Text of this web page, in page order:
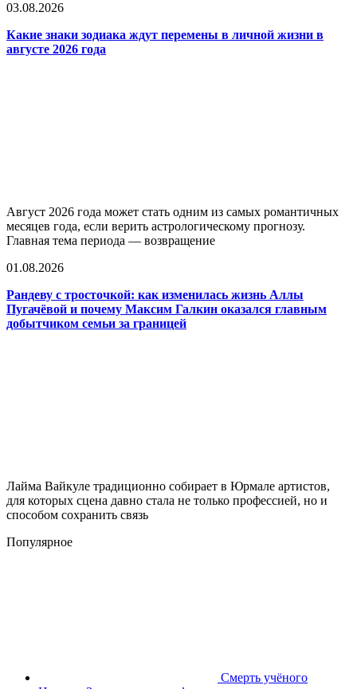
03.08.2026
Какие знаки зодиака ждут перемены в личной жизни в
августе 2026 года
Август 2026 года может стать одним из самых романтичных
месяцев года, если верить астрологическому прогнозу.
Главная тема периода — возвращение
01.08.2026
Рандеву с тросточкой: как изменилась жизнь Аллы
Пугачёвой и почему Максим Галкин оказался главным
добытчиком семьи за границей
Лайма Вайкуле традиционно собирает в Юрмале артистов,
для которых сцена давно стала не только профессией, но и
способом сохранить связь
Популярное
Смерть учёного